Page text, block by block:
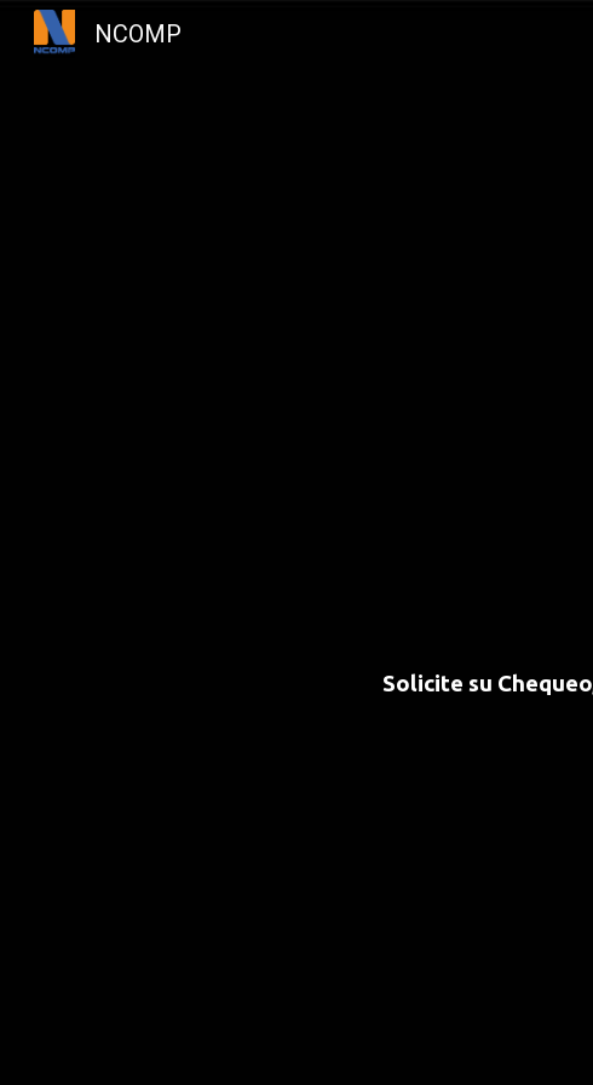
NCOMP
Solicite su